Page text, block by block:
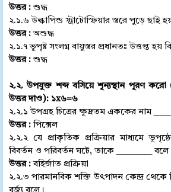
উত্তর : শুদ্ধ
২.১.৬ উল্কাপিন্ড স্ট্রাটোস্ফিয়ার স্তরে পুড়ে ছাই
উত্তর :অশুদ্ধ
২.১.৭ ভূপৃষ্ট সংলগ্ন বায়ুস্তর প্রধানতঃ উত্তপ্ত হয়
উত্তর : শুদ্ধ
২.২. উপযুক্ত শব্দ বসিয়ে শূন্যস্থান পূরণ করো
উত্তর দাও): ১x৬=৬
২.২.১ উপগ্রহ চিত্রের ক্ষুদ্রতম এককের নাম
উত্তর : পিক্সেল
২.২.২ যে প্রাকৃতিক প্রক্রিয়ার মাধ্যমে
বিবর্তন ও পরিবর্তন ঘটে, তাকে __________
উত্তর :বহির্জাত প্রক্রিয়া
২.২.৩ পারমানবিক শক্তি উৎপাদন কেন্দ্র থেকে